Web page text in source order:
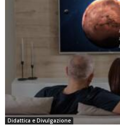
Didattica e Divulgazione